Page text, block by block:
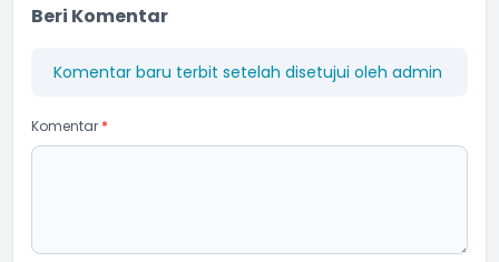
Beri Komentar
Komentar baru terbit setelah disetujui oleh admin
Komentar *